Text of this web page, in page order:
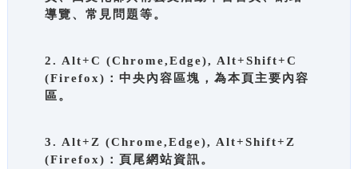
導覽、常見問題等。
2. Alt+C (Chrome,Edge), Alt+Shift+C
(Firefox)：中央內容區塊，為本頁主要內容
區。
3. Alt+Z (Chrome,Edge), Alt+Shift+Z
(Firefox)：頁尾網站資訊。